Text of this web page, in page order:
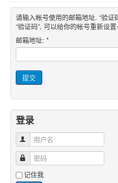
询
的
内
请输入帐号使用的邮箱地址. “验
“验证码”, 可以给你的帐号重新设
邮箱地址: *
提交
登录
用户名
密码
记住我